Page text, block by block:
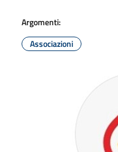
Argomenti:
Associazioni